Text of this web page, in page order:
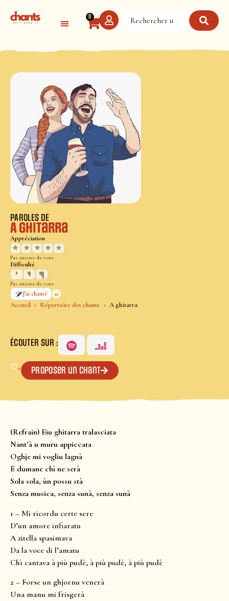
0
Accueil Répertoire des chants A ghitarra
PAROLES DE
A ghitarra
Appréciation
★
★ ★ ★ ★
Pas encore de vote
Difficulté
Pas encore de vote
J’ai chanté
0
ÉCOUTER SUR :
♡+ Proposer un chant
(Refrain) Eiu ghitarra tralasciata
Nant’à u muru appiccata
Oghje mi vogliu lagnà
E dumane chì ne serà
Sola sola, ùn possu stà
Senza musica, senza sunà, senza sunà
1 – Mi ricordu certe sere
D’un amore infiaratu
A zitella spasimava
Da la voce di l’amatu
Chì cantava à più pudè, à più pudè, à più pudè
2 – Forse un ghjornu venerà
Una manu mi frisgerà